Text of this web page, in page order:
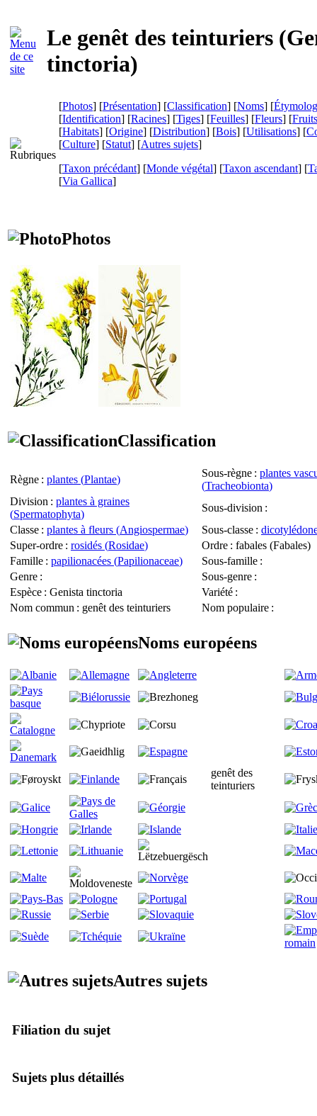
Le genêt des teinturiers (
tinctoria)
[Photos] [Présentation] [Classification] [Noms] [
[Identification] [Racines] [Tiges] [Feuilles] [Fleurs] [Fruits
[Habitats] [Origine] [Distribution] [Bois] [Utilisations] [
[Culture] [Statut] [Autres sujets]
[Taxon précédant] [Monde végétal] [Taxon ascendant] [
[Via Gallica]
Photos
Classification
Règne : plantes (Plantae)
Sous-règne : plantes
(Tracheobionta)
Division : plantes à graines
(Spermatophyta)
Sous-division :
Classe : plantes à fleurs (Angiospermae) Sous-classe :
Super-ordre : rosidés (Rosidae) Ordre : fabales (Fabales)
Famille : papilionacées (Papilionaceae) Sous-famille :
Genre : Sous-genre :
Espèce : Genista tinctoria Variété :
Nom commun : genêt des teinturiers Nom populaire :
Noms européens
genêt des
teinturiers
Autres sujets
Filiation du sujet
Sujets plus détaillés